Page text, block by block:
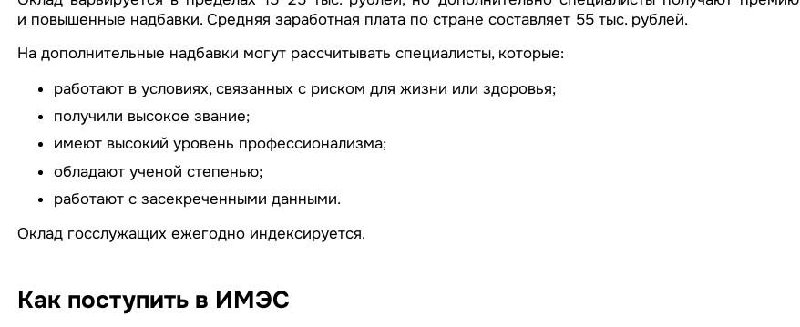
и повышенные надбавки. Средняя заработная плата по стране составляет 55 тыс. рублей.
На дополнительные надбавки могут рассчитывать специалисты, которые:
работают в условиях, связанных с риском для жизни или здоровья;
получили высокое звание;
имеют высокий уровень профессионализма;
обладают ученой степенью;
работают с засекреченными данными.
Оклад госслужащих ежегодно индексируется.
Как поступить в ИМЭС